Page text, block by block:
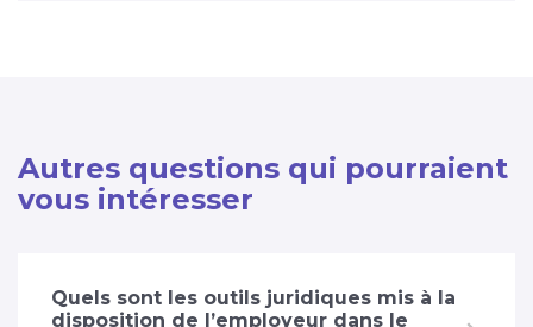
Autres questions qui pourraient
vous intéresser
Quels sont les outils juridiques mis à la
disposition de l’employeur dans le